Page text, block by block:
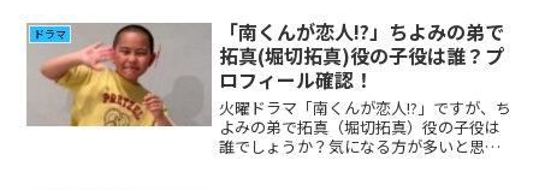
ドラマ
「南くんが恋人!?」ちよみの弟で
拓真(堀切拓真)役の子役は誰？プ
ロフィール確認！
火曜ドラマ「南くんが恋人!?」ですが、ち
よみの弟で拓真（堀切拓真）役の子役は
誰でしょうか？気になる方が多いと思い